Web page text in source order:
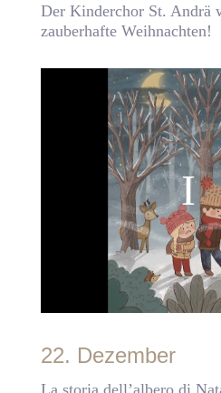
Der Kinderchor St. Andrä
zauberhafte Weihnachten!
22. Dezember
La storia dell’albero di